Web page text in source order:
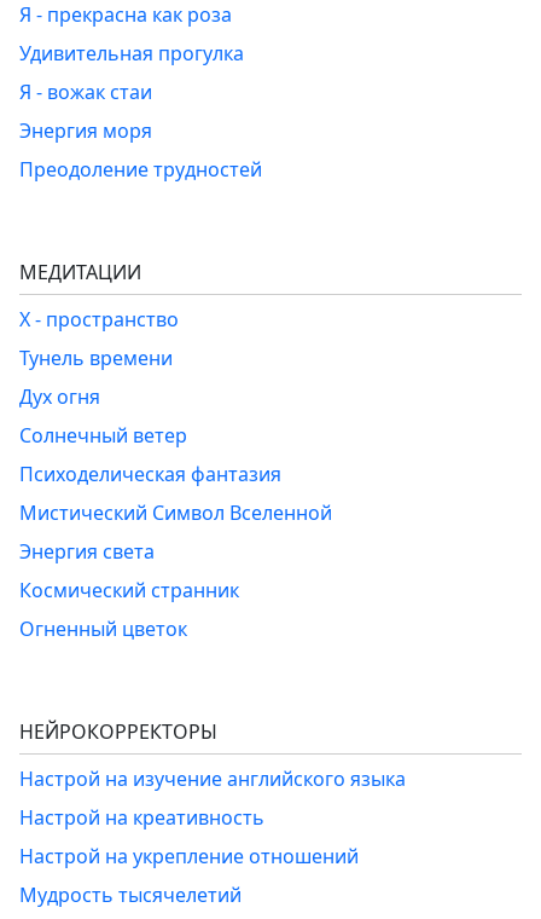
Я - прекрасна как роза
Удивительная прогулка
Я - вожак стаи
Энергия моря
Преодоление трудностей
МЕДИТАЦИИ
Х - пространство
Тунель времени
Дух огня
Солнечный ветер
Психоделическая фантазия
Мистический Символ Вселенной
Энергия света
Космический странник
Огненный цветок
НЕЙРОКОРРЕКТОРЫ
Настрой на изучение английского языка
Настрой на креативность
Настрой на укрепление отношений
Мудрость тысячелетий